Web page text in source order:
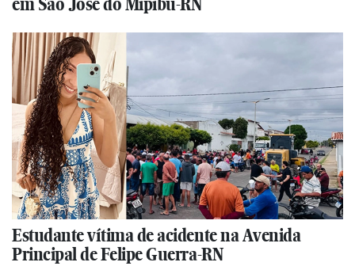
Estudante vítima de acidente na Avenida
Principal de Felipe Guerra-RN